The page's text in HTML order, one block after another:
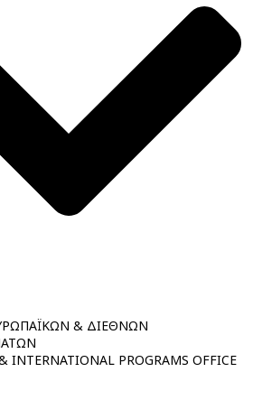
& ΔΙΕΘΝΩΝ
INTERNATIONAL PROGRAMS OFFICE